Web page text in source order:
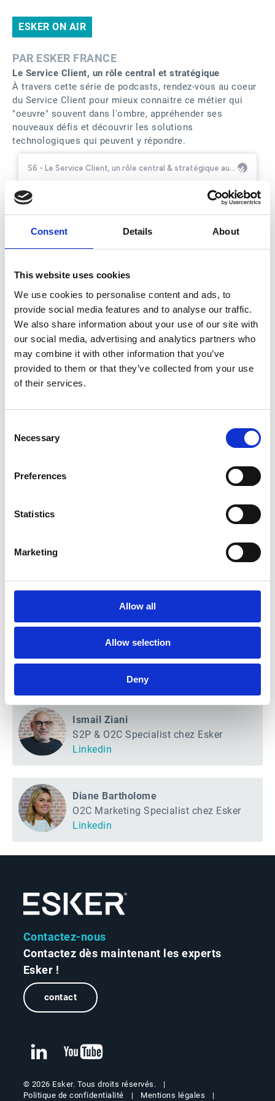
Consent Details About
This website uses cookies
We use cookies to personalise content and ads, to
provide social media features and to analyse our traffic.
We also share information about your use of our site with
our social media, advertising and analytics partners who
may combine it with other information that you’ve
provided to them or that they’ve collected from your use
of their services.
Selection
Necessary
Preferences
Statistics
Marketing
Allow all
Allow selection
Deny
ESKER ON AIR
PAR ESKER FRANCE
Le Service Client, un rôle central et stratégique
À travers cette série de podcasts, rendez-vous au coeur
du Service Client pour mieux connaitre ce métier qui
"oeuvre" souvent dans l'ombre, appréhender ses
nouveaux défis et découvrir les solutions
technologiques qui peuvent y répondre.
LES EXPERTS
Linkedin
Julie Rass
extend
Ismail Ziani
S2P & O2C Specialist chez Esker
Linkedin
Diane Bartholome
O2C Marketing Specialist chez Esker
Linkedin
Contactez-nous
Contactez dès maintenant les experts
Esker !
contact
© 2026 Esker. Tous droits réservés.
Politique de confidentialité
Mentions légales